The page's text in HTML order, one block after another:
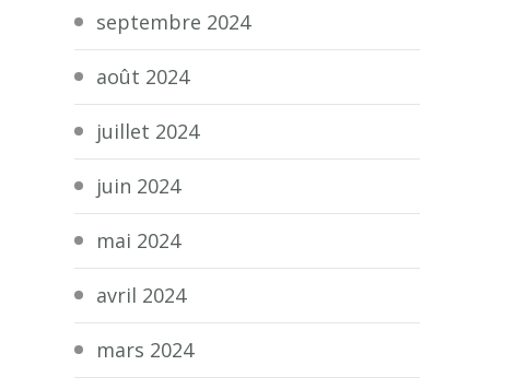
septembre 2024
août 2024
juillet 2024
juin 2024
mai 2024
avril 2024
mars 2024